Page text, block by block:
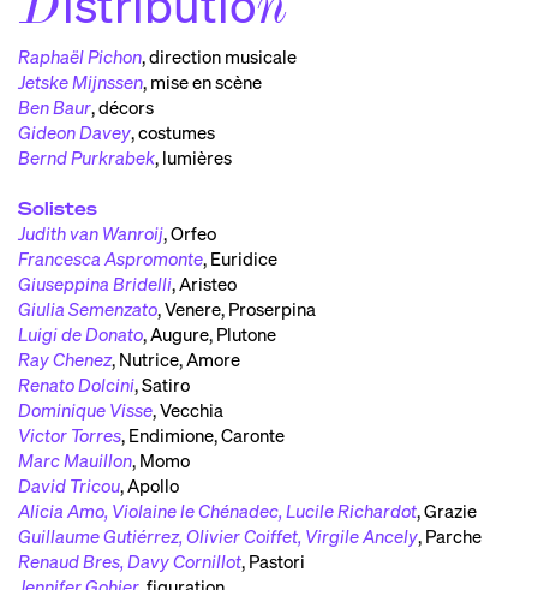
Raphaël Pichon,direction musicale
Jetske Mijnssen, mise en scène
Ben Baur,décors
Gideon Davey,costumes
Bernd Purkrabek, lumières
Solistes
Judith van Wanroij,Orfeo
Francesca Aspromonte, Euridice
Giuseppina Bridelli,Aristeo
Giulia Semenzato,Venere, Proserpina
Luigi de Donato,Augure, Plutone
Ray Chenez, Nutrice, Amore
Renato Dolcini,Satiro
Dominique Visse,Vecchia
Victor Torres, Endimione, Caronte
Marc Mauillon, Momo
David Tricou,Apollo
Alicia Amo, Violaine le Chénadec, Lucile Richardot,Grazie
Guillaume Gutiérrez, Olivier Coiffet, Virgile Ancely, Parche
Renaud Bres, Davy Cornillot, Pastori